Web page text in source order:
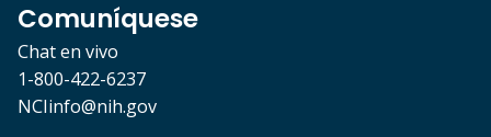
Comuníquese
Chat en vivo
1-800-422-6237
NCIinfo@nih.gov